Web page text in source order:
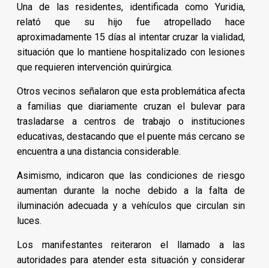
Una de las residentes, identificada como Yuridia,
relató que su hijo fue atropellado hace
aproximadamente 15 días al intentar cruzar la vialidad,
situación que lo mantiene hospitalizado con lesiones
que requieren intervención quirúrgica.
Otros vecinos señalaron que esta problemática afecta
a familias que diariamente cruzan el bulevar para
trasladarse a centros de trabajo o instituciones
educativas, destacando que el puente más cercano se
encuentra a una distancia considerable.
Asimismo, indicaron que las condiciones de riesgo
aumentan durante la noche debido a la falta de
iluminación adecuada y a vehículos que circulan sin
luces.
Los manifestantes reiteraron el llamado a las
autoridades para atender esta situación y considerar